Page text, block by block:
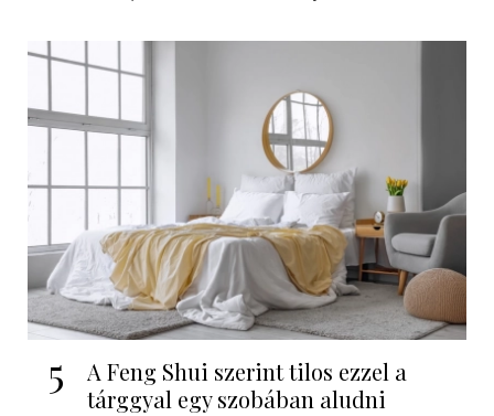
5
A Feng Shui szerint tilos ezzel a
tárggyal egy szobában aludni